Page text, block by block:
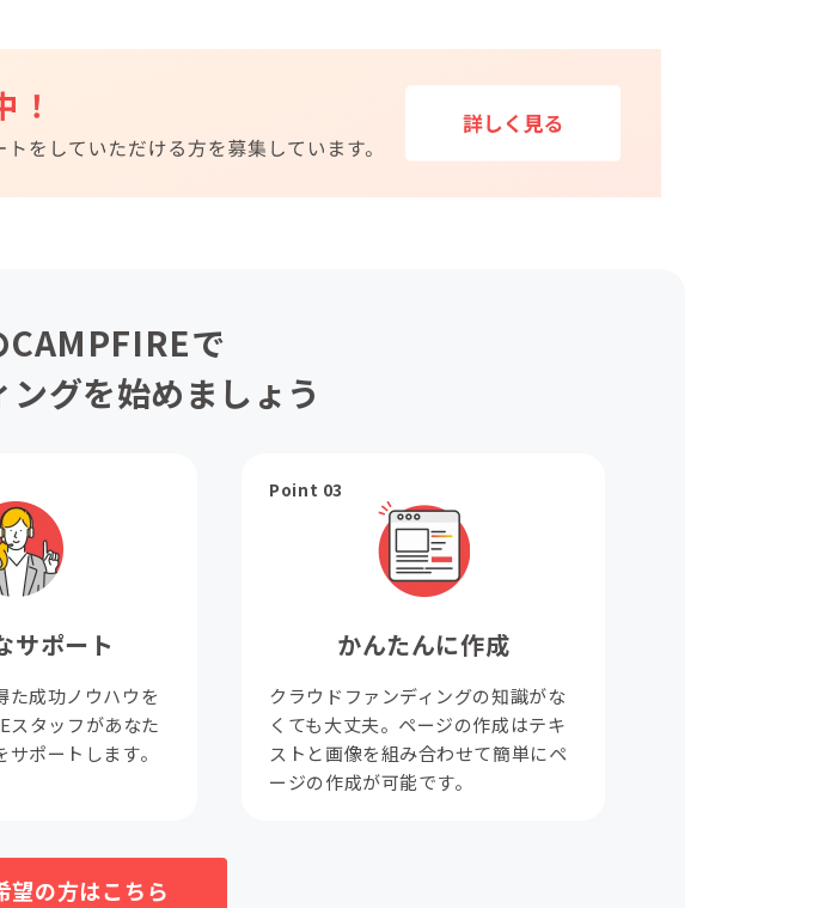
で
グを始めましょう
サポート
た成功ノウハウを
スタッフがあなた
ポートします。
Point 03
かんたんに作成
クラウドファンディングの知識がな
くても大丈夫。ページの作成はテキ
ストと画像を組み合わせて簡単にペ
ージの作成が可能です。
望の方はこちら